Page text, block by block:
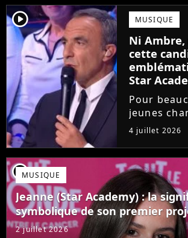
gagnante
saison de
Academy
dates de
player2 MUSIQUE
Ni
cette
Star
souffert
l'émission,
traitée de
Pour
jeunes
chanteurs,
Academy
Mais
une
l'émission
pas
vivre.
4 juillet 2026
player2MUSIQUE
Jeanne (Star Academy) : la
symbolique de son premier
2 juillet 2026